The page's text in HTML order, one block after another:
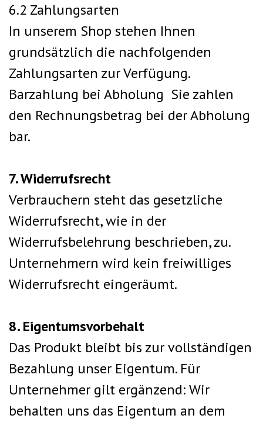
6.2 Zahlungsarten
In unserem Shop stehen Ihnen
grundsätzlich die nachfolgenden
Zahlungsarten zur Verfügung.
Barzahlung bei Abholung Sie zahlen
den Rechnungsbetrag bei der Abholung
bar.
7. Widerrufsrecht
Verbrauchern steht das gesetzliche
Widerrufsrecht, wie in der
Widerrufsbelehrung beschrieben, zu.
Unternehmern wird kein freiwilliges
Widerrufsrecht eingeräumt.
8. Eigentumsvorbehalt
Das Produkt bleibt bis zur vollständigen
Bezahlung unser Eigentum. Für
Unternehmer gilt ergänzend: Wir
behalten uns das Eigentum an dem